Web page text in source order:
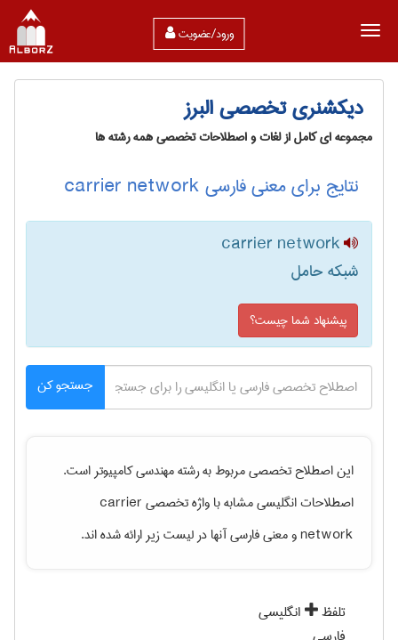
ورود/عضویت
دیکشنری تخصصی البرز
مجموعه ای کامل از لغات و اصطلاحات تخصصی همه رشته ها
نتایج برای معنی فارسی carrier network
carrier network
شبکه حامل
پیشنهاد شما چیست؟
جستجو کن
این اصطلاح تخصصی مربوط به رشتهمهندسی كامپيوتراست.
اصطلاحات انگلیسی مشابه با واژه تخصصیcarrier
networkو معنی فارسی آنها در لیست زیر ارائه شده اند.
تلفظ
انگلیسی